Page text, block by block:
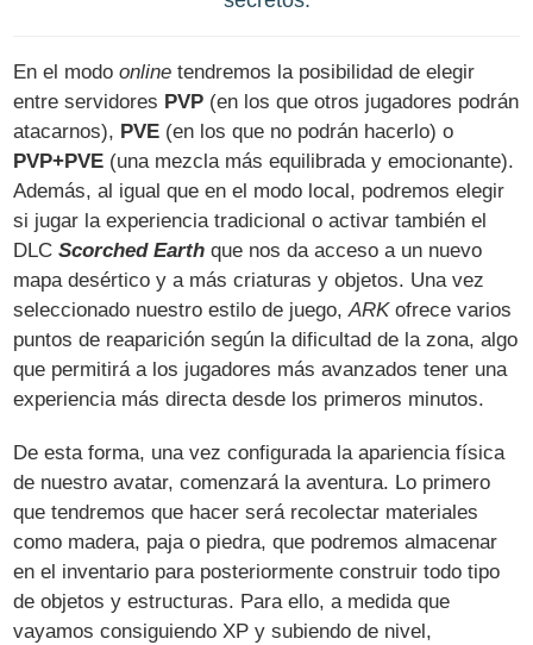
En el modoonline tendremos la posibilidad de elegir
entre servidores PVP (en los que otros jugadores podrán
atacarnos), PVE (en los que no podrán hacerlo) o
PVP+PVE (una mezcla más equilibrada y emocionante).
Además, al igual que en el modo local, podremos elegir
si jugar la experiencia tradicional o activar también el
DLCScorched Earth que nos da acceso a un nuevo
mapa desértico y a más criaturas y objetos. Una vez
seleccionado nuestro estilo de juego,ARKofrece varios
puntos de reaparición según la dificultad de la zona, algo
que permitirá a los jugadores más avanzados tener una
experiencia más directa desde los primeros minutos.
De esta forma, una vez configurada la apariencia física
de nuestro avatar, comenzará la aventura. Lo primero
que tendremos que hacer será recolectar materiales
como madera, paja o piedra, que podremos almacenar
en el inventario para posteriormente construir todo tipo
de objetos y estructuras. Para ello, a medida que
vayamos consiguiendo XP y subiendo de nivel,